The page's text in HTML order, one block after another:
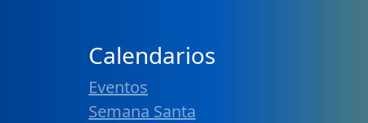
Calendarios
Eventos
Semana Santa